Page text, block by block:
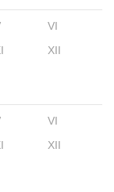
VI
XII
VI
XII